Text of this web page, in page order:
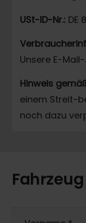
USt-ID-Nr.: DE
Unsere E-
Hinweis
einem Streit-
noch dazu